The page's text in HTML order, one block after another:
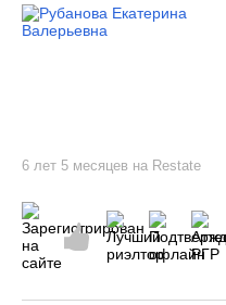
6 лет 5 месяцев на Restate